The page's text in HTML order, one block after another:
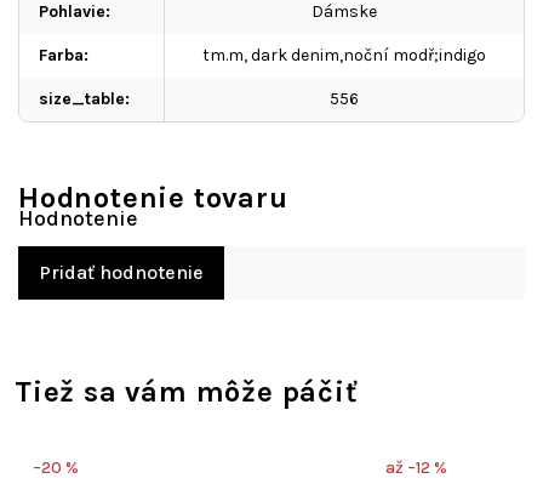
Pohlavie: Dámske
Farba: tm.m, dark denim,noční modř;indigo
size_table: 556
Hodnotenie tovaru
Pridať hodnotenie
Tiež sa vám môže páčiť
–20 % až –12 %